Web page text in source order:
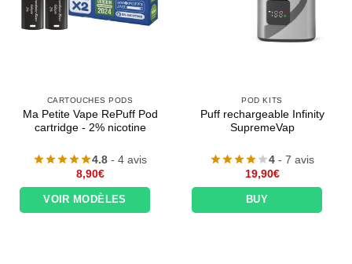
CARTOUCHES PODS
Ma Petite Vape RePuff Pod
cartridge - 2% nicotine
4.8 - 4 avis
8,90€
VOIR MODÈLES
POD KITS
Puff rechargeable Infinity
SupremeVap
4 - 7 avis
19,90€
BUY